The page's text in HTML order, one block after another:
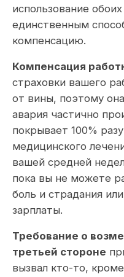
использование
единственным
компенсацию.
Компенсация
страховки вашего
от вины, поэтому
авария частично
покрывает 100%
медицинского
вашей средней
пока вы не можете
боль и страдания
зарплаты.
Требование о
третьей стороне
вызвал кто-то,